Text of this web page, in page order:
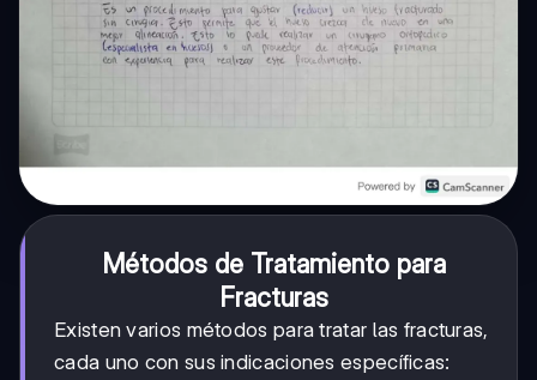
Métodos de Tratamiento para
Fracturas
Existen varios métodos para tratar las fracturas,
cada uno con sus indicaciones específicas: